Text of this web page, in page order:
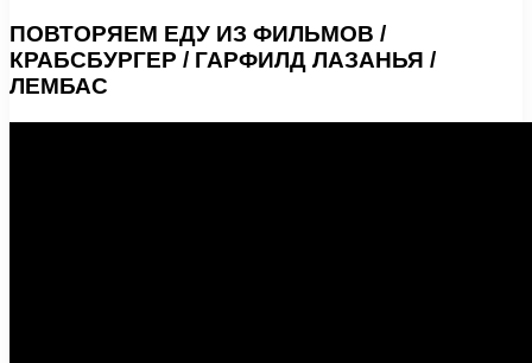
ПОВТОРЯЕМ ЕДУ ИЗ ФИЛЬМОВ /
КРАБСБУРГЕР / ГАРФИЛД ЛАЗАНЬЯ /
ЛЕМБАС